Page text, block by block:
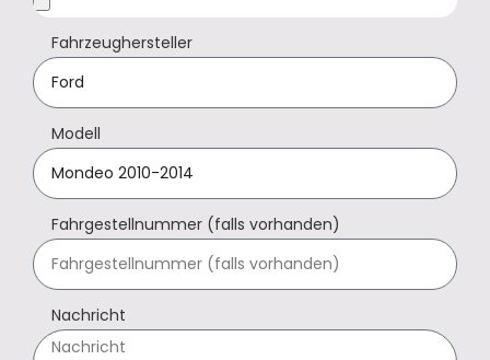
Fahrzeughersteller
Modell
Fahrgestellnummer (falls vorhanden)
Nachricht